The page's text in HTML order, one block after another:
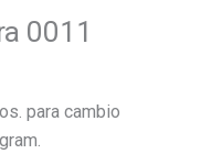
0011
para cambio